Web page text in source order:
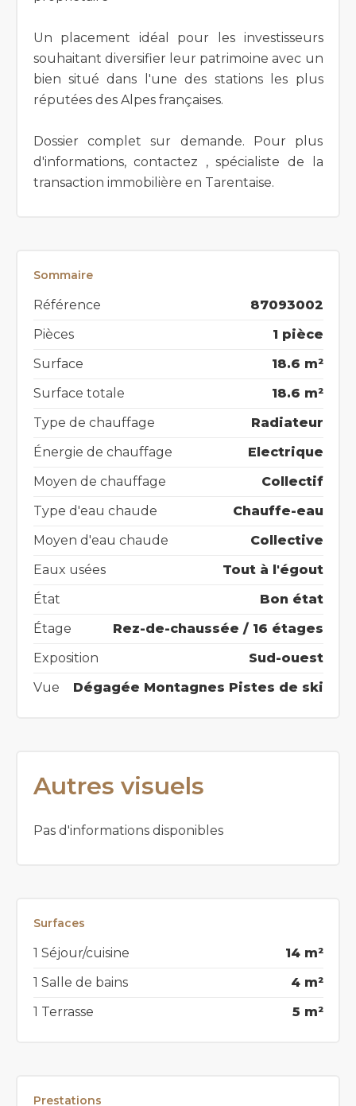
Un placement idéal pour les investisseurs
souhaitant diversifier leur patrimoine avec un
bien situé dans l'une des stations les plus
réputées des Alpes françaises.
Dossier complet sur demande. Pour plus
d'informations, contactez , spécialiste de la
transaction immobilière en Tarentaise.
Sommaire
Référence
87093002
Pièces
1 pièce
Surface
18.6 m²
Surface totale
18.6 m²
Type de chauffage
Radiateur
Énergie de chauffage
Electrique
Moyen de chauffage
Collectif
Type d'eau chaude
Chauffe-eau
Moyen d'eau chaude
Collective
Eaux usées
Tout à l'égout
État
Bon état
Étage
Rez-de-chaussée / 16 étages
Exposition
Sud-ouest
Vue
Dégagée Montagnes Pistes de ski
Autres visuels
Pas d'informations disponibles
Surfaces
1 Séjour/cuisine
14 m²
1 Salle de bains
4 m²
1 Terrasse
5 m²
Prestations